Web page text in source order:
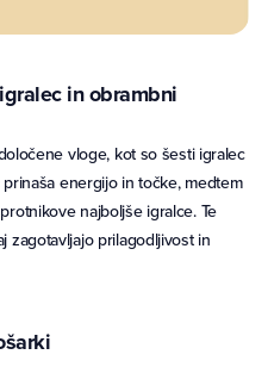
in obrambni
vloge, kot so šesti igralec
energijo in točke, medtem
najboljše igralce. Te
zagotavljajo prilagodljivost in